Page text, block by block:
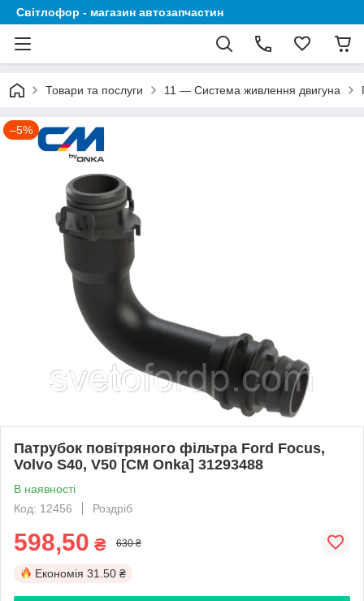
Світлофор - магазин автозапчастин
Товари та послуги 11 — Система живлення двигуна
–5%
Патрубок повітряного фільтра Ford Focus,
Volvo S40, V50 [СМ Onka] 31293488
В наявності
Код: 12456
Роздріб
598,50 ₴ 630 ₴
Економія 31.50 ₴